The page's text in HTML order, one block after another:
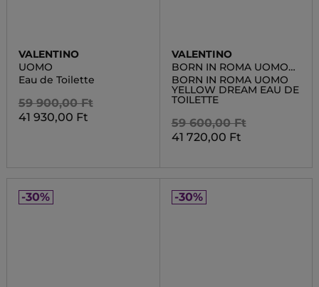
VALENTINO
UOMO
Eau de Toilette
59 900,00 Ft
41 930,00 Ft
VALENTINO
BORN IN ROMA UOMO
YELLOW DREAM
BORN IN ROMA UOMO
YELLOW DREAM EAU DE
TOILETTE
59 600,00 Ft
41 720,00 Ft
-30% -30%